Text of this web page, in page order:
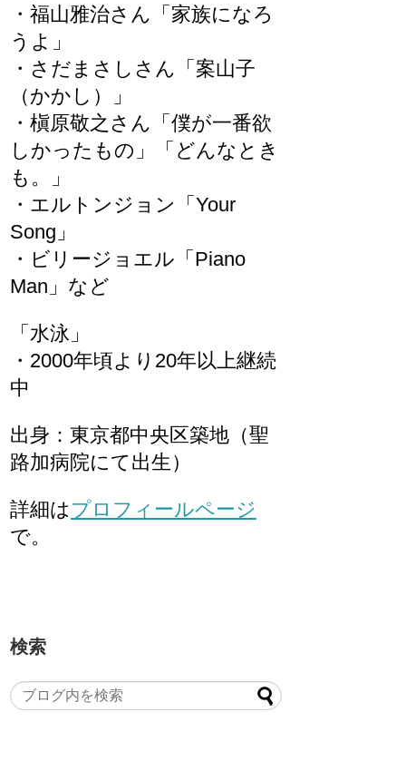
・福山雅治さん「家族になろ
うよ」
・さだまさしさん「案山子
（かかし）」
・槇原敬之さん「僕が一番欲
しかったもの」「どんなとき
も。」
・エルトンジョン「Your
Song」
・ビリージョエル「Piano
Man」など
「水泳」
・2000年頃より20年以上継続
中
出身：東京都中央区築地（聖
路加病院にて出生）
詳細は プロフィールページ
で。
検索